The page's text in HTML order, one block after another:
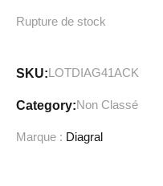
Rupture de stock
SKU:LOTDIAG41ACK
Category:Non Classé
Marque : Diagral